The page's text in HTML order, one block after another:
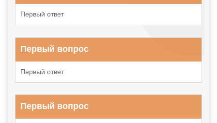
Первый ответ
Первый вопрос
Первый ответ
Первый вопрос